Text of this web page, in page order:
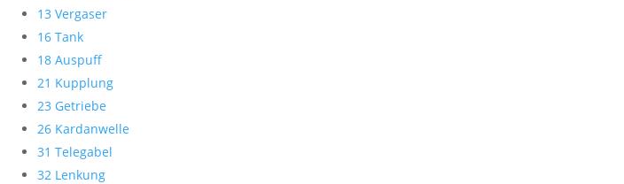
13 Vergaser
16 Tank
18 Auspuff
21 Kupplung
23 Getriebe
26 Kardanwelle
31 Telegabel
32 Lenkung